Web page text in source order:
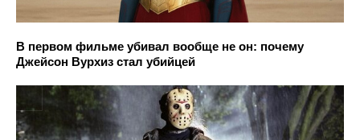
В первом фильме убивал вообще не он: почему
Джейсон Вурхиз стал убийцей